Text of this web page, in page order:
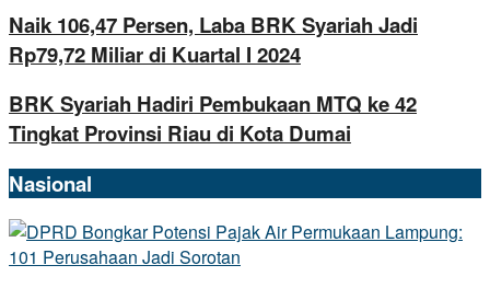
Naik 106,47 Persen, Laba BRK Syariah Jadi
Rp79,72 Miliar di Kuartal I 2024
BRK Syariah Hadiri Pembukaan MTQ ke 42
Tingkat Provinsi Riau di Kota Dumai
Nasional